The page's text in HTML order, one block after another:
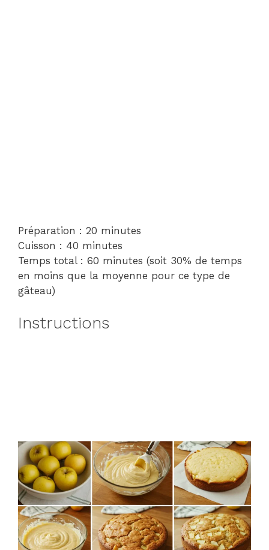
Préparation : 20 minutes
Cuisson : 40 minutes
Temps total : 60 minutes (soit 30% de temps
en moins que la moyenne pour ce type de
gâteau)
Instructions